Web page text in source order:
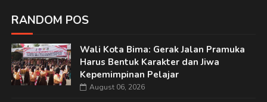
RANDOM POS
Wali Kota Bima: Gerak Jalan Pramuka
Harus Bentuk Karakter dan Jiwa
Kepemimpinan Pelajar
August 06, 2026